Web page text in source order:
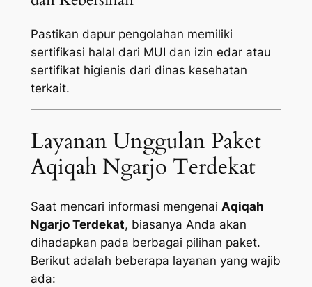
Pastikan dapur pengolahan memiliki
sertifikasi halal dari MUI dan izin edar atau
sertifikat higienis dari dinas kesehatan
terkait.
Layanan Unggulan Paket
Aqiqah Ngarjo Terdekat
Saat mencari informasi mengenai Aqiqah
Ngarjo Terdekat, biasanya Anda akan
dihadapkan pada berbagai pilihan paket.
Berikut adalah beberapa layanan yang wajib
ada: